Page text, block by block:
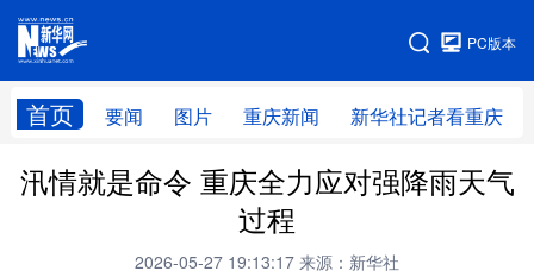
PC版本
首页 要闻 图片 重庆新闻 新华社记者看重庆
网站地图
汛情就是命令 重庆全力应对强降雨天气
过程
2026-05-27 19:13:17 来源：新华社